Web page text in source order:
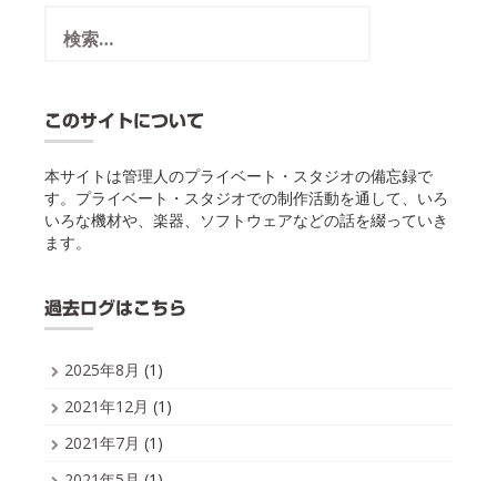
このサイトについて
本サイトは管理人のプライベート・スタジオの備忘録で
す。プライベート・スタジオでの制作活動を通して、いろ
いろな機材や、楽器、ソフトウェアなどの話を綴っていき
ます。
過去ログはこちら
2025年8月 (1)
2021年12月 (1)
2021年7月 (1)